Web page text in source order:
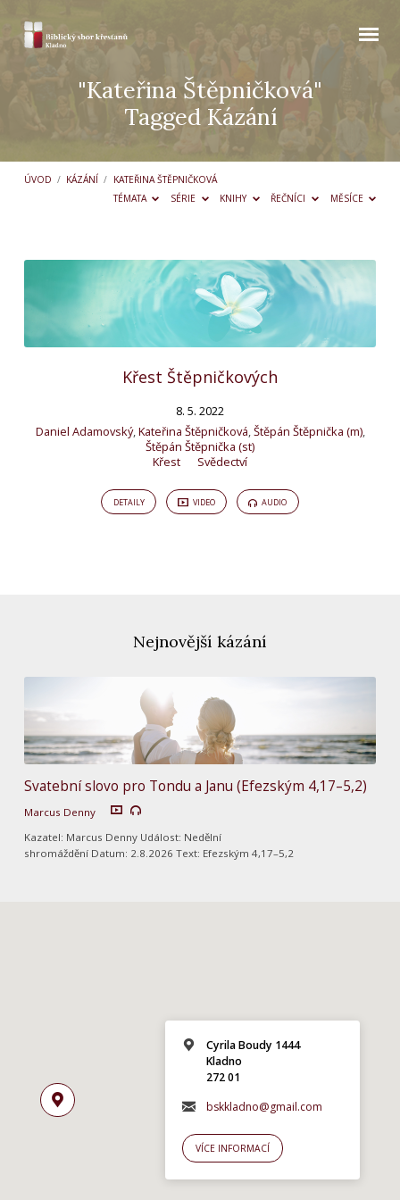
"Kateřina Štěpničková"
Tagged Kázání
ÚVOD / KÁZÁNÍ / KATEŘINA ŠTĚPNIČKOVÁ
TÉMATA
SÉRIE KNIHY ŘEČNÍCI MĚSÍCE
"Kateřina
Štěpničková"
Tagged
Kázání
Křest Štěpničkových
8. 5. 2022
Daniel Adamovský, Kateřina Štěpničková Štěpán Štěpnička (m),
Štěpán Štěpnička (st)
Křest
Svědectví
DETAILY VIDEO AUDIO
Nejnovější kázání
Svatební slovo pro Tondu a Janu (Efezským 4,17–5,2)
Marcus Denny
Kazatel: Marcus Denny Událost: Nedělní
shromáždění Datum: 2.8.2026 Text: Efezským 4,17–5,2
Cyrila Boudy 1444
Kladno
272 01
bskkladno@gmail.com
VÍCE INFORMACÍ